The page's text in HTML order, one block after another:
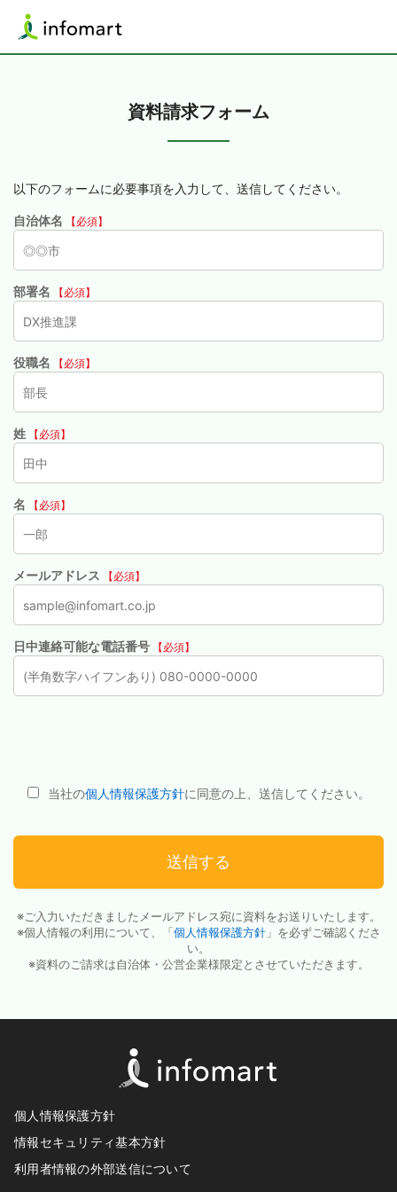
資料請求フォーム
以下のフォームに必要事項を入力して、送信してください。
自治体名 【必須】
部署名 【必須】
役職名 【必須】
姓 【必須】
名 【必須】
メールアドレス 【必須】
日中連絡可能な電話番号 【必須】
当社の個人情報保護方針に同意の上、送信してください。
送信する
※ご入力いただきましたメールアドレス宛に資料をお送りいたします。
※個人情報の利用について、「個人情報保護方針」を必ずご確認くださ
い。
※資料のご請求は自治体・公営企業様限定とさせていただきます。
個人情報保護方針
情報セキュリティ基本方針
利用者情報の外部送信について